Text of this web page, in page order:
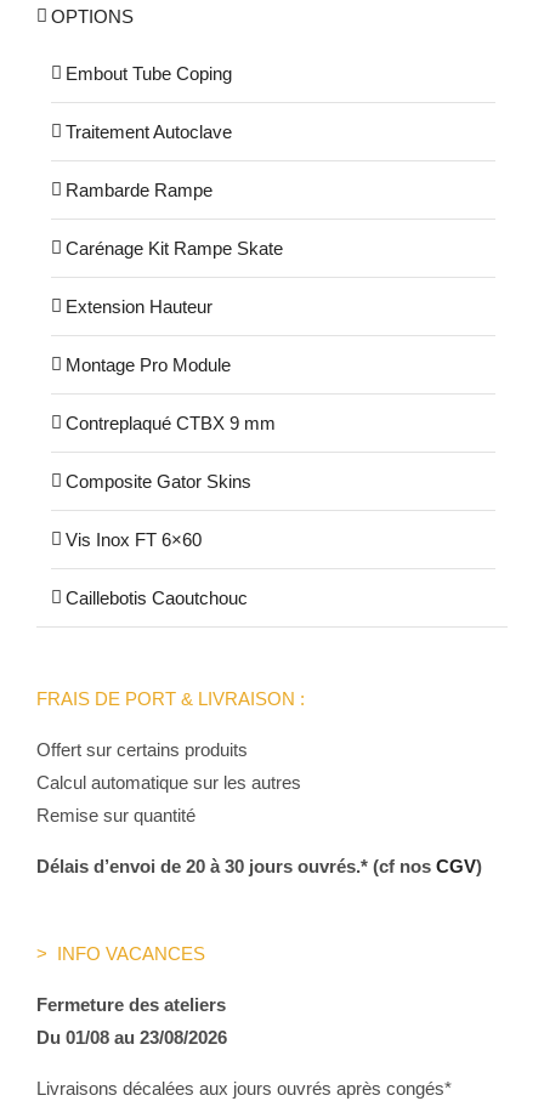
OPTIONS
Embout Tube Coping
Traitement Autoclave
Rambarde Rampe
Carénage Kit Rampe Skate
Extension Hauteur
Montage Pro Module
Contreplaqué CTBX 9 mm
Composite Gator Skins
Vis Inox FT 6×60
Caillebotis Caoutchouc
FRAIS DE PORT & LIVRAISON :
Offert sur certains produits
Calcul automatique sur les autres
Remise sur quantité
Délais d’envoi de 20 à 30 jours ouvrés.* (cf nos CGV)
> INFO VACANCES
Fermeture des ateliers
Du 01/08 au 23/08/2026
Livraisons décalées aux jours ouvrés après congés*